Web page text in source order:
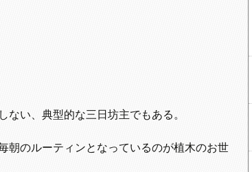
い、典型的な三日坊主でもある。
朝のルーティンとなっているのが植木のお世